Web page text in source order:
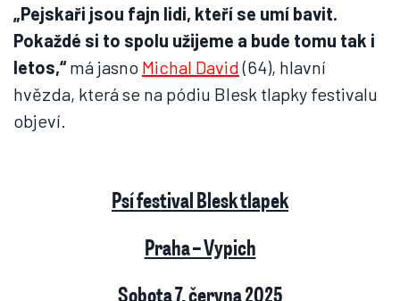
„Pejskaři jsou fajn lidi, kteří se umí bavit.
Pokaždé si to spolu užijeme a bude tomu tak i
letos,“má jasno Michal David(64), hlavní
hvězda, která se na pódiu Blesk tlapky festivalu
objeví.
Psí festival Blesk tlapek
Praha – Vypich
Sobota 7. června 2025